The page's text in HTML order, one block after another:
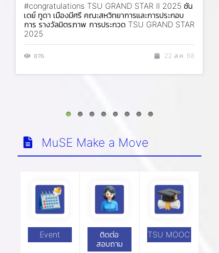
#congratulations TSU GRAND STAR II 2025 ซัน
เดย์ ทูดา เมืองมีศรี คณะสหวิทยาการและการประกอบ
การ รางวัลมิตรภาพ การประกวด TSU GRAND STAR
2025
876 22 ส.ค. 68
MuSE Make a Move
Event
ติดต่อ
สอบถาม
TSU MOOC